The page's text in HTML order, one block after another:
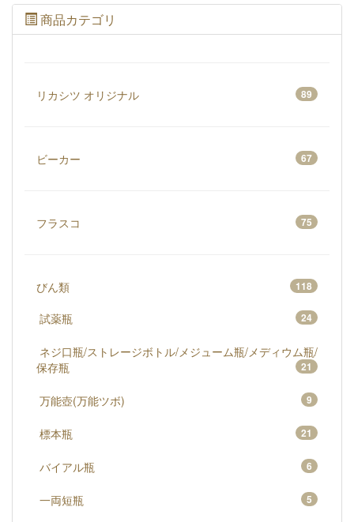
商品カテゴリ
リカシツ オリジナル 89
ビーカー 67
フラスコ 75
びん類 118
試薬瓶 24
ネジ口瓶/ストレージボトル/メジューム瓶/メディウム瓶/
保存瓶
21
万能壺(万能ツボ) 9
標本瓶 21
バイアル瓶 6
一両短瓶 5